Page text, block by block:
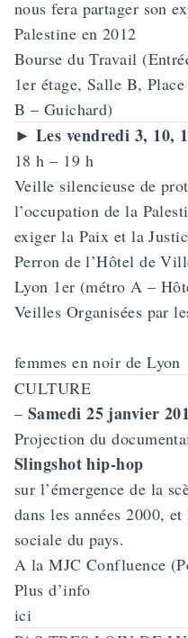
nous fera partager son
Palestine en 2012
Bourse du Travail
1er étage, Salle B,
B – Guichard)
► Les vendredi 3, 10,
18 h – 19 h
Veille silencieuse de
l’occupation de la
exiger la Paix et la
Perron de l’Hôtel de
Lyon 1er (métro A –
Veilles Organisées par
femmes en noir de Lyon
CULTURE
– Samedi 25 janvier
Projection du
Slingshot hip-hop
sur l’émergence de la
dans les années 2000,
sociale du pays.
A la MJC Confluence
Plus d’info
ici